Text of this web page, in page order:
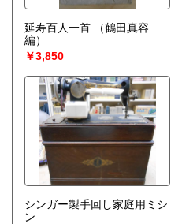
延寿百人一首
（鶴田真容
編）
￥3,850
シンガー製手回し家庭用ミシ
ン